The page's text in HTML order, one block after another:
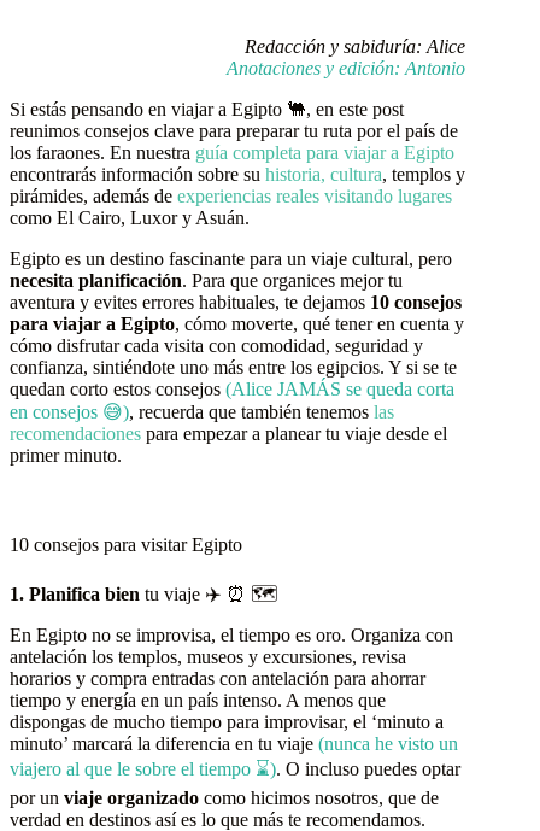
Redacción y sabiduría: Alice
Anotaciones y edición: Antonio
Si estás pensando en viajar a Egipto 🐫, en este post
reunimos consejos clave para preparar tu ruta por el país de
los faraones. En nuestra guía completa para viajar a Egipto
encontrarás información sobre su historia, cultura, templos y
pirámides, además de experiencias reales visitando lugares
como El Cairo, Luxor y Asuán.
Egipto es un destino fascinante para un viaje cultural, pero
necesita planificación. Para que organices mejor tu
aventura y evites errores habituales, te dejamos 10 consejos
para viajar a Egipto, cómo moverte, qué tener en cuenta y
cómo disfrutar cada visita con comodidad, seguridad y
confianza, sintiéndote uno más entre los egipcios. Y si se te
quedan corto estos consejos (Alice JAMÁS se queda corta
en consejos 😅), recuerda que también tenemos las
recomendaciones para empezar a planear tu viaje desde el
primer minuto.
10 consejos para visitar Egipto
1. Planifica bien tu viaje ✈️ ⏰ 🗺️
En Egipto no se improvisa, el tiempo es oro. Organiza con
antelación los templos, museos y excursiones, revisa
horarios y compra entradas con antelación para ahorrar
tiempo y energía en un país intenso. A menos que
dispongas de mucho tiempo para improvisar, el ‘minuto a
minuto’ marcará la diferencia en tu viaje (nunca he visto un
viajero al que le sobre el tiempo ⌛). O incluso puedes optar
por un viaje organizado como hicimos nosotros, que de
verdad en destinos así es lo que más te recomendamos.